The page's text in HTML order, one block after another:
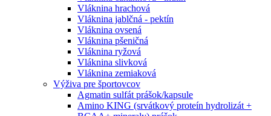
Vláknina hrachová
Vláknina jablčná - pektín
Vláknina ovsená
Vláknina pšeničná
Vláknina ryžová
Vláknina slivková
Vláknina zemiaková
Výživa pre športovcov
Agmatin sulfát prášok/kapsule
Amino KING (srvátkový proteín hydrolizát +